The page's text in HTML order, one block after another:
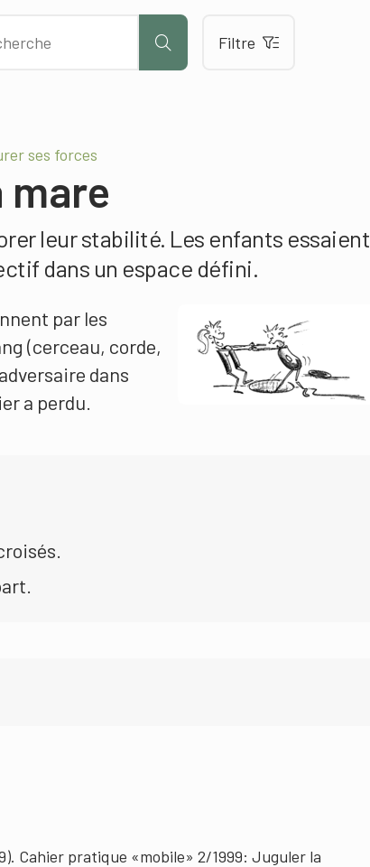
Filtre
ses forces
mare
leur stabilité. Les enfants essaient
dans un espace défini.
par les
(cerceau, corde,
dans
a perdu.
Cahier pratique «mobile» 2/1999: Juguler la